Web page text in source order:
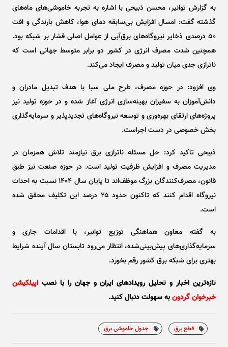
به گزارش توانیر، محسن ذبیحی با اشاره به تجربه خاموشی‌های ماه‌های
گذشته گفت: امسال افزایش بی‌سابقه دمای هوا، کاهش بارندگی و افت
۵۰ درصدی ذخایر نیروگاه‌های برق‌آبی از عوامل اصلی فشار بر شبکه بود.
همچنین شدت مصرف انرژی در کشور دو برابر متوسط جهانی است که
ناترازی جدی میان تولید و مصرف ایجاد می‌کند.
وی افزود: در حوزه مصرف، طرح ملی سبا با هدف تبدیل مادران و
دانش‌آموزان به سفیران بهینه‌سازی انرژی آغاز شده و در حوزه تولید نیز
پروژه‌های ارتقای بهره‌وری و توسعه نیروگاه‌های تجدیدپذیر و سرمایه‌گذاری
بخش خصوصی در دست اجراست.
ذبیحی تاکید کرد: حل مسئله ناترازی برق نیازمند تلاش همزمان در
مدیریت مصرف و افزایش ظرفیت تولید است. در حوزه صنعت نیز طبق
قانون، مصرف‌کنندگان بزرگ موظف‌اند تا پایان سال ۱۴۰۴ نسبت به احداث
نیروگاه اقدام کنند که تاکنون حدود ۲۵ درصد این تکلیف محقق شده
است.
به گفته معاون هماهنگی توزیع توانیر، با اقدامات جاری و
سرمایه‌گذاری‌های پیش‌بینی‌شده، انتظار می‌رود تابستان سال آینده شرایط
بهتری برای شبکه برق کشور رقم بخورد.
تازه‌ترین اخبار و تحلیل‌ رویدادهای ایران و جهان را با نصب اپیلکیشن
خبرخوان گردونبه سهولت دنبال کنید.
قطع برق جدول خاموشی برق